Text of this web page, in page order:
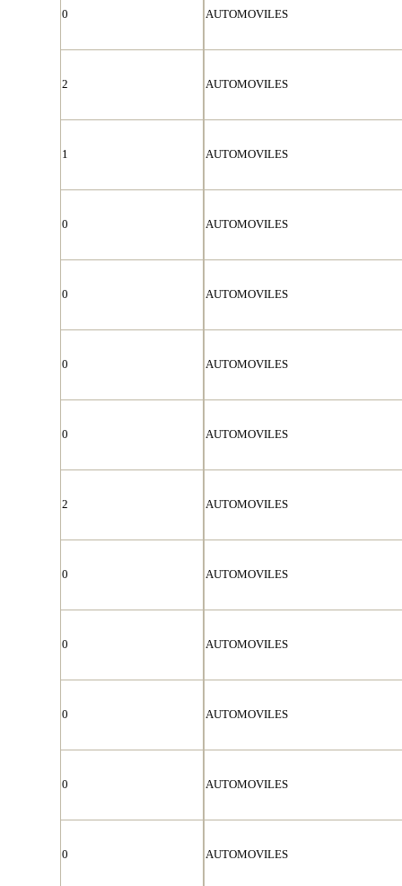
0 AUTOMOVILES
2 AUTOMOVILES
1 AUTOMOVILES
0 AUTOMOVILES
0 AUTOMOVILES
0 AUTOMOVILES
0 AUTOMOVILES
2 AUTOMOVILES
0 AUTOMOVILES
0 AUTOMOVILES
0 AUTOMOVILES
0 AUTOMOVILES
0 AUTOMOVILES